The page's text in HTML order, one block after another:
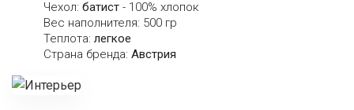
Чехол: батист - 100% хлопок
Вес наполнителя: 500 гр
Теплота: легкое
Страна бренда: Австрия